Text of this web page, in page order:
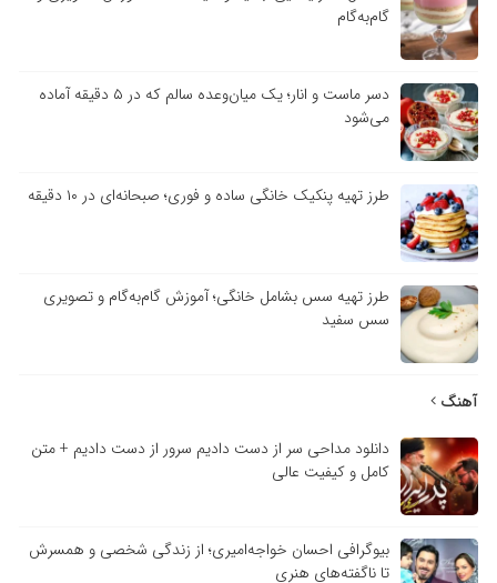
گام‌به‌گام
دسر ماست و انار؛ یک میان‌وعده سالم که در ۵ دقیقه آماده
می‌شود
طرز تهیه پنکیک خانگی ساده و فوری؛ صبحانه‌ای در ۱۰ دقیقه
طرز تهیه سس بشامل خانگی؛ آموزش گام‌به‌گام و تصویری
سس سفید
آهنگ
دانلود مداحی سر از دست دادیم سرور از دست دادیم + متن
کامل و کیفیت عالی
بیوگرافی احسان خواجه‌امیری؛ از زندگی شخصی و همسرش
تا ناگفته‌های هنری